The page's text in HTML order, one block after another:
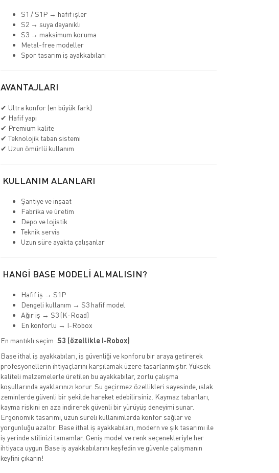
S1 / S1P → hafif işler
S2 → suya dayanıklı
S3 → maksimum koruma
Metal-free modeller
Spor tasarım iş ayakkabıları
AVANTAJLARI
✔ Ultra konfor (en büyük fark)
✔ Hafif yapı
✔ Premium kalite
✔ Teknolojik taban sistemi
✔ Uzun ömürlü kullanım
KULLANIM ALANLARI
Şantiye ve inşaat
Fabrika ve üretim
Depo ve lojistik
Teknik servis
Uzun süre ayakta çalışanlar
HANGİ BASE MODELİ ALMALISIN?
Hafif iş → S1P
Dengeli kullanım → S3 hafif model
Ağır iş → S3 (K-Road)
En konforlu → I-Robox
En mantıklı seçim: S3 (özellikle I-Robox)
Base ithal iş ayakkabıları, iş güvenliği ve konforu bir araya getirerek
profesyonellerin ihtiyaçlarını karşılamak üzere tasarlanmıştır. Yüksek
kaliteli malzemelerle üretilen bu ayakkabılar, zorlu çalışma
koşullarında ayaklarınızı korur. Su geçirmez özellikleri sayesinde, ıslak
zeminlerde güvenli bir şekilde hareket edebilirsiniz. Kaymaz tabanları,
kayma riskini en aza indirerek güvenli bir yürüyüş deneyimi sunar.
Ergonomik tasarımı, uzun süreli kullanımlarda konfor sağlar ve
yorgunluğu azaltır. Base ithal iş ayakkabıları, modern ve şık tasarımı ile
iş yerinde stilinizi tamamlar. Geniş model ve renk seçenekleriyle her
ihtiyaca uygun Base iş ayakkabılarını keşfedin ve güvenle çalışmanın
keyfini çıkarın!